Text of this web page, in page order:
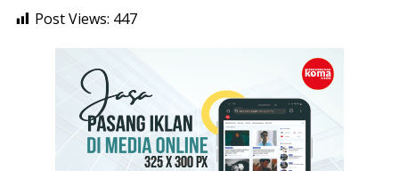
Post Views: 447